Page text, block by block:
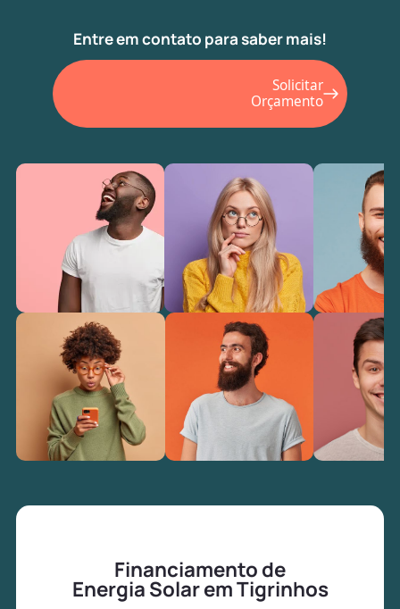
Entre em contato para saber mais!
Solicitar
Orçamento
Financiamento de
Energia Solar em Tigrinhos